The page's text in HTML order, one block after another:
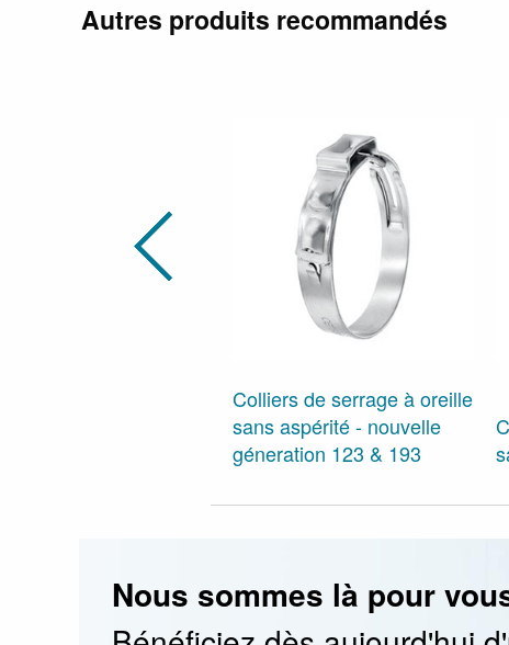
Autres produits recommandés
Colliers de serrage à oreille
sans aspérité - nouvelle
géneration 123 & 193
Nous sommes là pour